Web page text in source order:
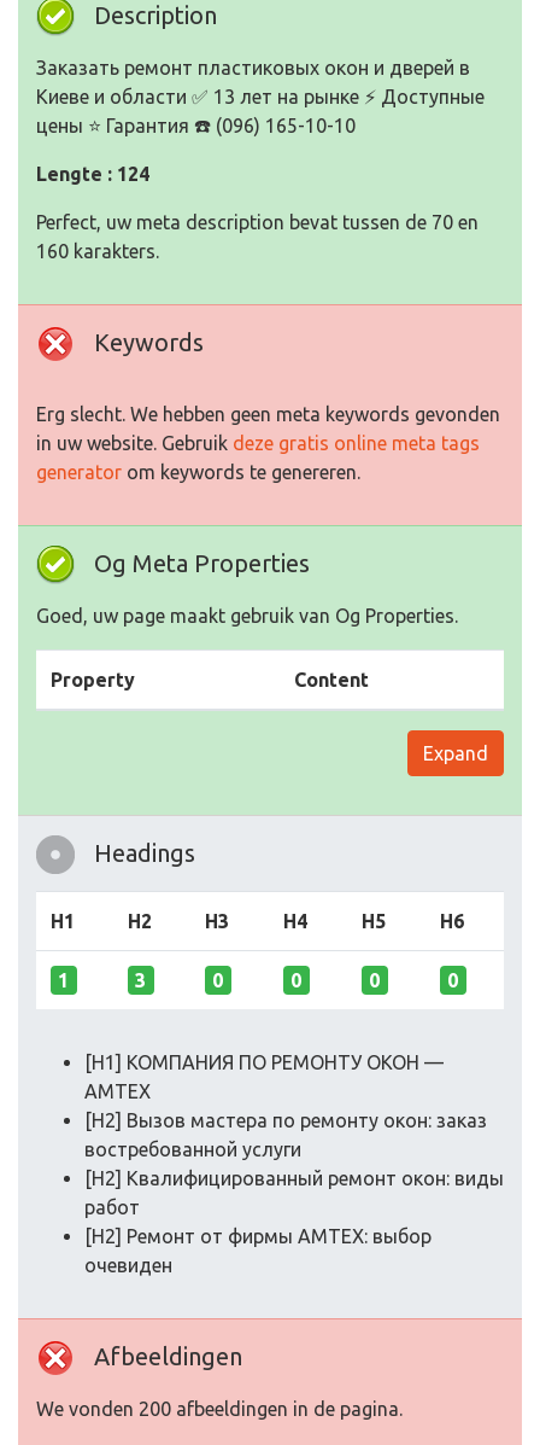
Description
Заказать ремонт пластиковых окон и дверей в
Киеве и области ✅ 13 лет на рынке ⚡ Доступные
цены ⭐ Гарантия ☎️ (096) 165-10-10
Lengte : 124
Perfect, uw meta description bevat tussen de 70 en
160 karakters.
Keywords
Erg slecht. We hebben geen meta keywords gevonden
in uw website. Gebruik deze gratis online meta tags
generator om keywords te genereren.
Og Meta Properties
Goed, uw page maakt gebruik van Og Properties.
Property Content
Expand
Headings
H1 H2 H3 H4 H5 H6
1 3 0 0 0 0
[H1] КОМПАНИЯ ПО РЕМОНТУ ОКОН —
АМТЕХ
[H2] Вызов мастера по ремонту окон: заказ
востребованной услуги
[H2] Квалифицированный ремонт окон: виды
работ
[H2] Ремонт от фирмы АМТЕХ: выбор
очевиден
Afbeeldingen
We vonden 200 afbeeldingen in de pagina.